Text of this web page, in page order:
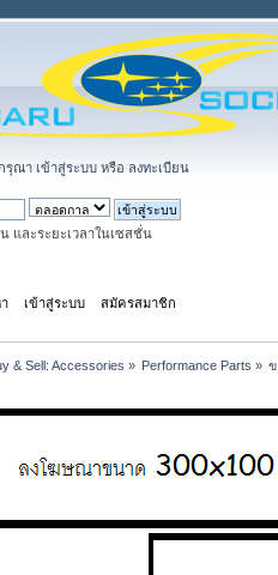
กรุณา เข้าสู่ระบบ หรือ ลงทะเบียน
และระยะเวลาในเซสชั่น
เข้าสู่ระบบ สมัครสมาชิก
& Sell: Accessories » Performance Parts » ข